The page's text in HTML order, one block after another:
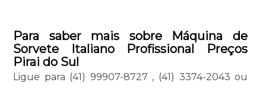
Para saber mais sobre Máquina de
Sorvete Italiano Profissional Preços
Pirai do Sul
Ligue para (41) 99907-8727 , (41) 3374-2043 ou